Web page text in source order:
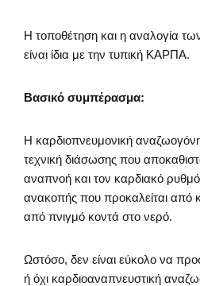
Η τοποθέτηση και η αναλογία
είναι ίδια με την τυπική ΚΑΡΠΑ.
Βασικό συμπέρασμα:
Η καρδιοπνευμονική
τεχνική διάσωσης που
αναπνοή και τον καρδιακό
ανακοπής που προκαλείται από
από πνιγμό κοντά στο νερό.
Ωστόσο, δεν είναι εύκολο να
ή όχι καρδιοαναπνευστική